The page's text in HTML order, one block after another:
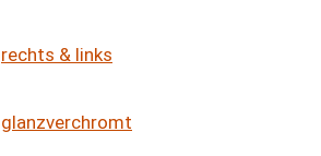
rechts & links
glanzverchromt